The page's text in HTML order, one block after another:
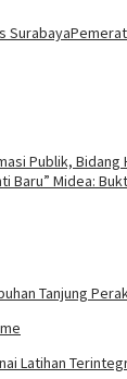
Surabaya
Publik, Bidang
Baru” Midea:
Tanjung
Latihan